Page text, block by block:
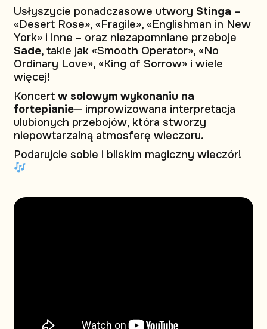
Usłyszycie ponadczasowe utwory Stinga –
«Desert Rose», «Fragile», «Englishman in New
York» i inne – oraz niezapomniane przeboje
Sade, takie jak «Smooth Operator», «No
Ordinary Love», «King of Sorrow» i wiele
więcej!
Koncert w solowym wykonaniu na
fortepianie— improwizowana interpretacja
ulubionych przebojów, która stworzy
niepowtarzalną atmosferę wieczoru.
Podarujcie sobie i bliskim magiczny wieczór!